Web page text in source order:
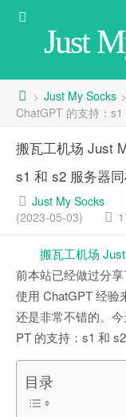
Just
> Just My Socks >
ChatGPT 的支持：
搬瓦工机场 Just
s1 和 s2 服务器
Just My Socks
(2023-05-03)
搬瓦工机场
前本站已经做过分享
使用 ChatGPT 经验
还是非常不错的。
PT 的支持：s1 和
目录